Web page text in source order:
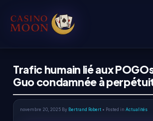
Trafic humain lié aux
Guo condamnée à
novembre 20, 2025 By Bertrand Robert • Posted in Actualités